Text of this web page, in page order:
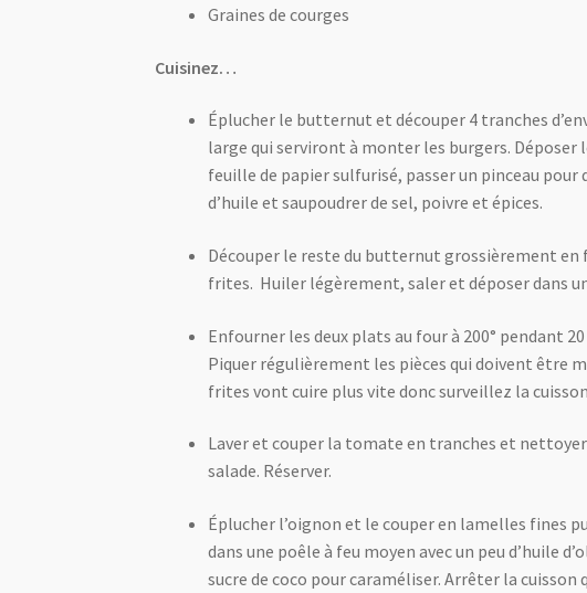
Graines de courges
Cuisinez…
Éplucher le butternut et découper 4 tranches
large qui serviront à monter les burgers. Déposer
feuille de papier sulfurisé, passer un pinceau
d’huile et saupoudrer de sel, poivre et épices.
Découper le reste du butternut grossièrement en
frites. Huiler légèrement, saler et déposer dans
Enfourner les deux plats au four à 200° pendant
Piquer régulièrement les pièces qui doivent être
frites vont cuire plus vite donc surveillez la
Laver et couper la tomate en tranches et
salade. Réserver.
Éplucher l’oignon et le couper en lamelles fines
dans une poêle à feu moyen avec un peu d’huile
sucre de coco pour caraméliser. Arrêter la cuisson